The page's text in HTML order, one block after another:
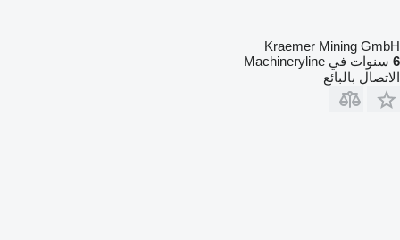
Kraemer Mining GmbH
6 سنوات في Machineryline
الاتصال بالبائع